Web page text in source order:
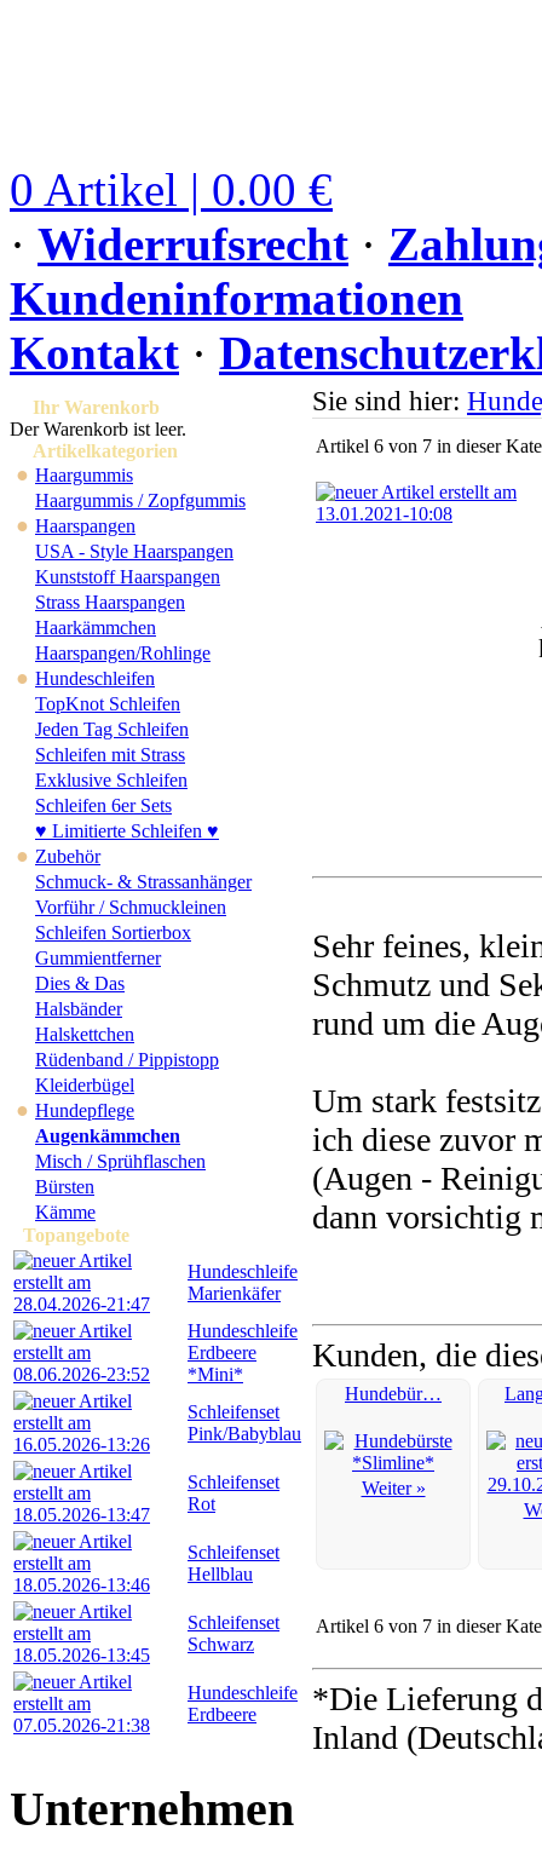
0 Artikel | 0.00 €
· Widerrufsrecht ·
Kundeninformationen
Kontakt ·
Ihr Warenkorb
Der Warenkorb ist leer.
Artikelkategorien
● Haargummis
Haargummis / Zopfgummis
● Haarspangen
USA - Style Haarspangen
Kunststoff Haarspangen
Strass Haarspangen
Haarkämmchen
Haarspangen/Rohlinge
● Hundeschleifen
TopKnot Schleifen
Jeden Tag Schleifen
Schleifen mit Strass
Exklusive Schleifen
Schleifen 6er Sets
♥ Limitierte Schleifen ♥
● Zubehör
Schmuck- & Strassanhänger
Vorführ / Schmuckleinen
Schleifen Sortierbox
Gummientferner
Dies & Das
Halsbänder
Halskettchen
Rüdenband / Pippistopp
Kleiderbügel
● Hundepflege
Augenkämmchen
Misch / Sprühflaschen
Bürsten
Kämme
Topangebote
Hundeschleife
Marienkäfer
Hundeschleife
Erdbeere
*Mini*
Schleifenset
Pink/Babyblau
Schleifenset
Rot
Schleifenset
Hellblau
Schleifenset
Schwarz
Hundeschleife
Erdbeere
Sie sind hier:
Artikel 6 von 7 in dieser
Sehr feines,
Schmutz und
rund um die
Um stark
ich diese zuvor
(Augen -
dann vorsichtig
Kunden, die
Hundebür…
Weiter »
Artikel 6 von 7 in dieser
*Die Lieferung
Inland
Unternehmen